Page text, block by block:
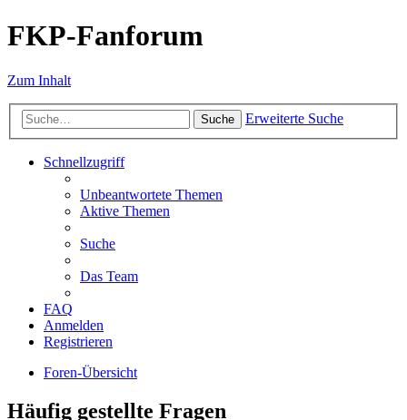
FKP-Fanforum
Zum Inhalt
Suche Erweiterte Suche
Schnellzugriff
Unbeantwortete Themen
Aktive Themen
Suche
Das Team
FAQ
Anmelden
Registrieren
Foren-Übersicht
Häufig gestellte Fragen